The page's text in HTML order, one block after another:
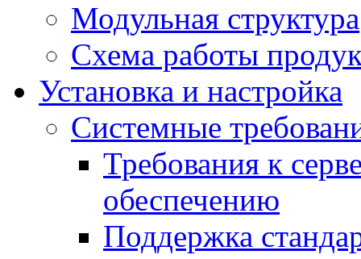
Модульная структура
Схема работы
Установка и настройка
Системные
Требования к
обеспечению
Поддержка